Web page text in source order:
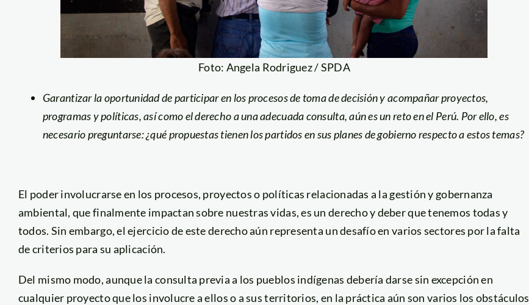
Foto: Angela Rodriguez / SPDA
Garantizar la oportunidad de participar en los procesos de toma de decisión y acompañar proyectos,
programas y políticas, así como el derecho a una adecuada consulta, aún es un reto en el Perú. Por ello, es
necesario preguntarse: ¿qué propuestas tienen los partidos en sus planes de gobierno respecto a estos temas?
El poder involucrarse en los procesos, proyectos o políticas relacionadas a la gestión y gobernanza
ambiental, que finalmente impactan sobre nuestras vidas, es un derecho y deber que tenemos todas y
todos. Sin embargo, el ejercicio de este derecho aún representa un desafío en varios sectores por la falta
de criterios para su aplicación.
Del mismo modo, aunque la consulta previa a los pueblos indígenas debería darse sin excepción en
cualquier proyecto que los involucre a ellos o a sus territorios, en la práctica aún son varios los obstáculos